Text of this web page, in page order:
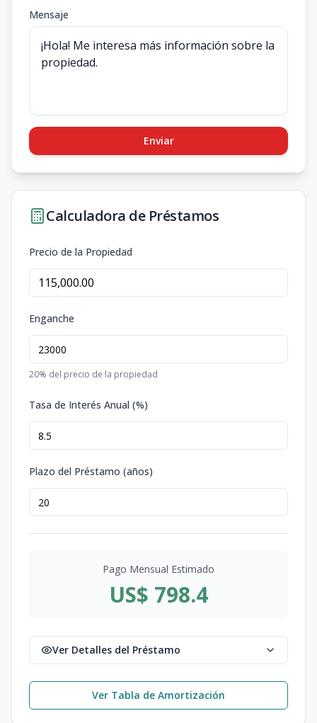
Mensaje
Enviar
Calculadora de Préstamos
Precio de la Propiedad
Enganche
20% del precio de la propiedad
Tasa de Interés Anual (%)
Plazo del Préstamo (años)
Pago Mensual Estimado
US$ 798.4
Ver Detalles del Préstamo
Ver Tabla de Amortización